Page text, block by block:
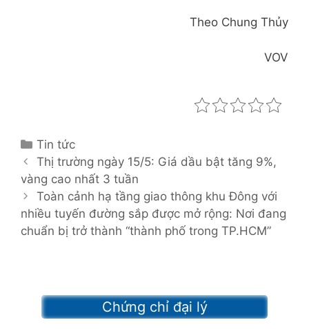
Theo Chung Thủy
VOV
C
a
t
e
g
o
s
Tin tức
P
o
s
t
n
Thị trường ngày 15/5: Giá dầu bật tăng 9%,
vàng cao nhất 3 tuần
Toàn cảnh hạ tầng giao thông khu Đông với
nhiều tuyến đường sắp được mở rộng: Nơi đang
chuẩn bị trở thành “thành phố trong TP.HCM”
Chứng chỉ đại lý